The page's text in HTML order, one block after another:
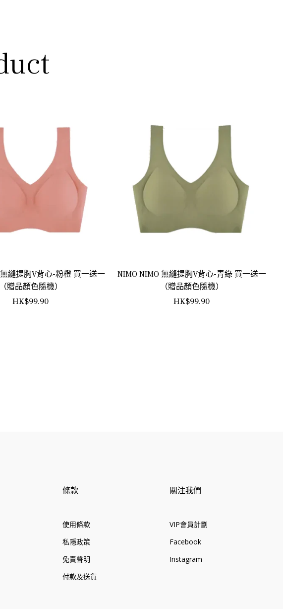
縫提胸V背心-粉橙 買一送一
（贈品顏色隨機）
正
HK$99.90
NIMO NIMO 無縫提胸V背心-青綠 買一送一
（贈品顏色隨機）
正
HK$99.90
條款
使用條款
私隱政策
免責聲明
付款及送貨
關注我們
VIP會員計劃
Facebook
Instagram